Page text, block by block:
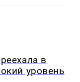
в
уровень